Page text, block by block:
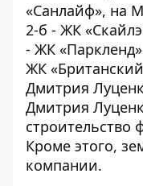
«Санлайф», на
2-б - ЖК
- ЖК
ЖК
Дмитрия
Дмитрия
Кроме этого,
компании.